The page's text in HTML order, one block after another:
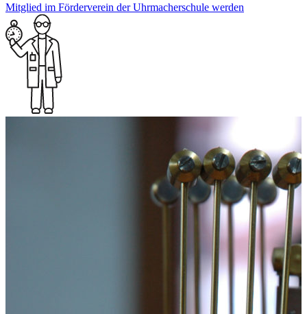
Mitglied im Förderverein der Uhrmacherschule werden